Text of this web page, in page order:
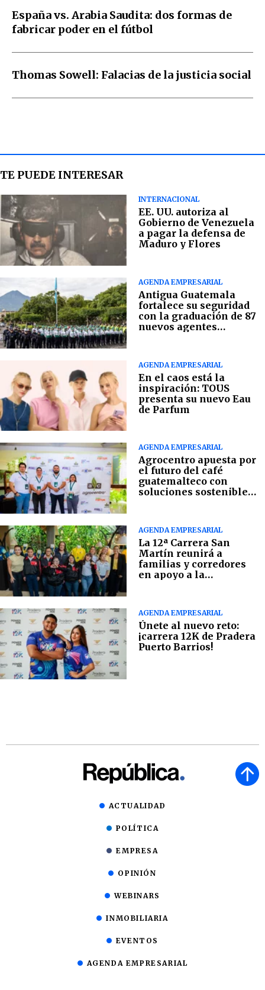
España vs. Arabia Saudita: dos formas de
fabricar poder en el fútbol
Thomas Sowell: Falacias de la justicia social
TE PUEDE INTERESAR
INTERNACIONAL
EE. UU. autoriza al
Gobierno de Venezuela
a pagar la defensa de
Maduro y Flores
AGENDA EMPRESARIAL
Antigua Guatemala
fortalece su seguridad
con la graduación de 87
nuevos agentes
AGENDA EMPRESARIAL
En el caos está la
inspiración: TOUS
presenta su nuevo Eau
de Parfum
AGENDA EMPRESARIAL
Agrocentro apuesta por
el futuro del café
guatemalteco con
soluciones sostenibles
AGENDA EMPRESARIAL
La 12ª Carrera San
Martín reunirá a
familias y corredores
en apoyo a la
AGENDA EMPRESARIAL
Únete al nuevo reto:
¡carrera 12K de Pradera
Puerto Barrios!
ACTUALIDAD
POLÍTICA
EMPRESA
OPINIÓN
WEBINARS
INMOBILIARIA
EVENTOS
AGENDA EMPRESARIAL